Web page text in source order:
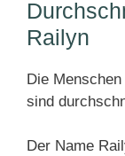
Railyn
Die
sind
Der Name